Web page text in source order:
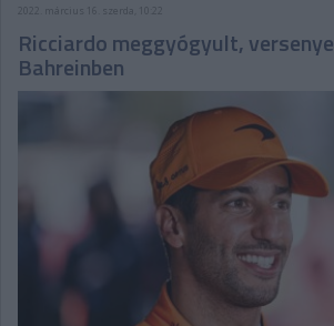
2022. március 16. szerda, 10:22
Ricciardo meggyógyult,
Bahreinben